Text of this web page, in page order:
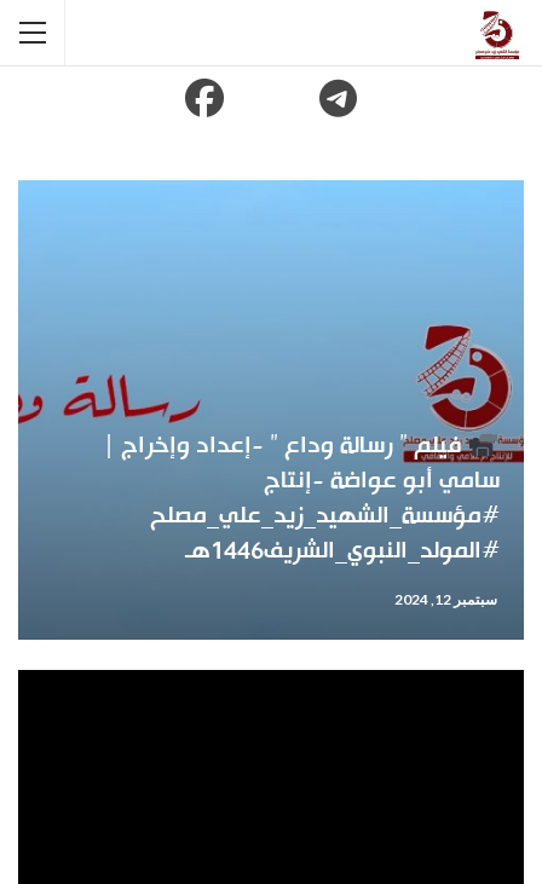
فيلم ” رسالة وداع ” -إعداد وإخراج |
سامي أبو عواضة -إنتاج
#مؤسسة_الشهيد_زيد_علي_مصلح
#المولد_النبوي_الشريف1446هـ
سبتمبر 12, 2024